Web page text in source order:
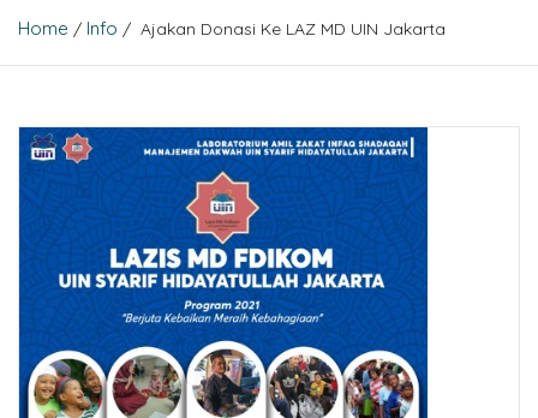
Home / Info / Ajakan Donasi Ke LAZ MD UIN Jakarta